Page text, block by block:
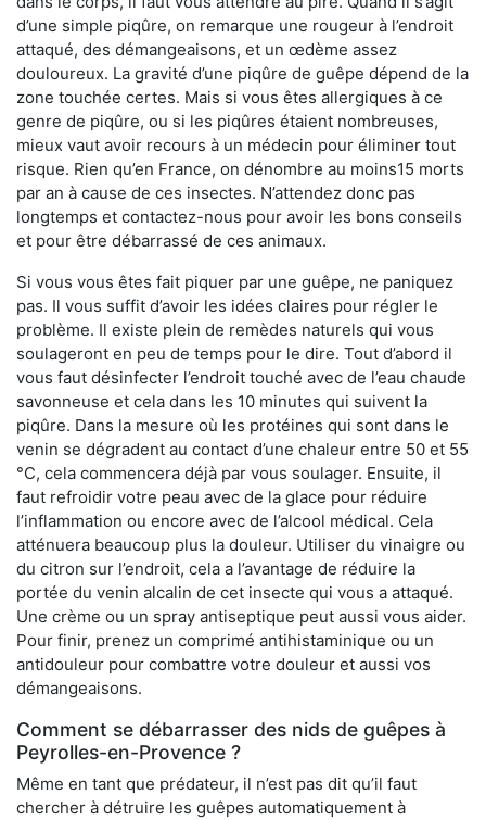
d’une simple piqûre, on remarque une rougeur à l’endroit
attaqué, des démangeaisons, et un œdème assez
douloureux. La gravité d’une piqûre de guêpe dépend de la
zone touchée certes. Mais si vous êtes allergiques à ce
genre de piqûre, ou si les piqûres étaient nombreuses,
mieux vaut avoir recours à un médecin pour éliminer tout
risque. Rien qu’en France, on dénombre au moins15 morts
par an à cause de ces insectes. N’attendez donc pas
longtemps et contactez-nous pour avoir les bons conseils
et pour être débarrassé de ces animaux.
Si vous vous êtes fait piquer par une guêpe, ne paniquez
pas. Il vous suffit d’avoir les idées claires pour régler le
problème. Il existe plein de remèdes naturels qui vous
soulageront en peu de temps pour le dire. Tout d’abord il
vous faut désinfecter l’endroit touché avec de l’eau chaude
savonneuse et cela dans les 10 minutes qui suivent la
piqûre. Dans la mesure où les protéines qui sont dans le
venin se dégradent au contact d’une chaleur entre 50 et 55
°C, cela commencera déjà par vous soulager. Ensuite, il
faut refroidir votre peau avec de la glace pour réduire
l’inflammation ou encore avec de l’alcool médical. Cela
atténuera beaucoup plus la douleur. Utiliser du vinaigre ou
du citron sur l’endroit, cela a l’avantage de réduire la
portée du venin alcalin de cet insecte qui vous a attaqué.
Une crème ou un spray antiseptique peut aussi vous aider.
Pour finir, prenez un comprimé antihistaminique ou un
antidouleur pour combattre votre douleur et aussi vos
démangeaisons.
Comment se débarrasser des nids de guêpes à
Peyrolles-en-Provence ?
Même en tant que prédateur, il n’est pas dit qu’il faut
chercher à détruire les guêpes automatiquement à